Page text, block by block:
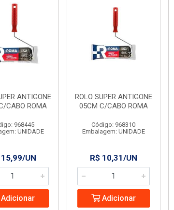
ANTIGONE
CABO ROMA
968445
UNIDADE
15,99/UN
ROLO SUPER ANTIGONE
05CM C/CABO ROMA
Código: 968310
Embalagem: UNIDADE
R$ 10,31/UN
Adicionar